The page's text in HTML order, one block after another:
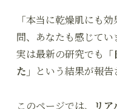
「本当に乾燥肌にも
問、あなたも感じてい
実は最新の研究でも
た」 という結果が報
このページでは、 リ